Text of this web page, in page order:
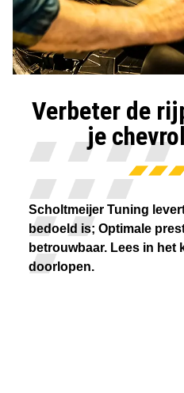
Verbeter de
je
Scholtmeijer Tuning
bedoeld is; Optimale
betrouwbaar. Lees in het
doorlopen.